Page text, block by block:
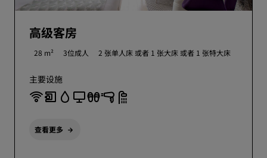
高级客房
28 m² 3位成人 2 张单人床 或者 1 张大床 或者 1 张特大床
主要设施
查看更多